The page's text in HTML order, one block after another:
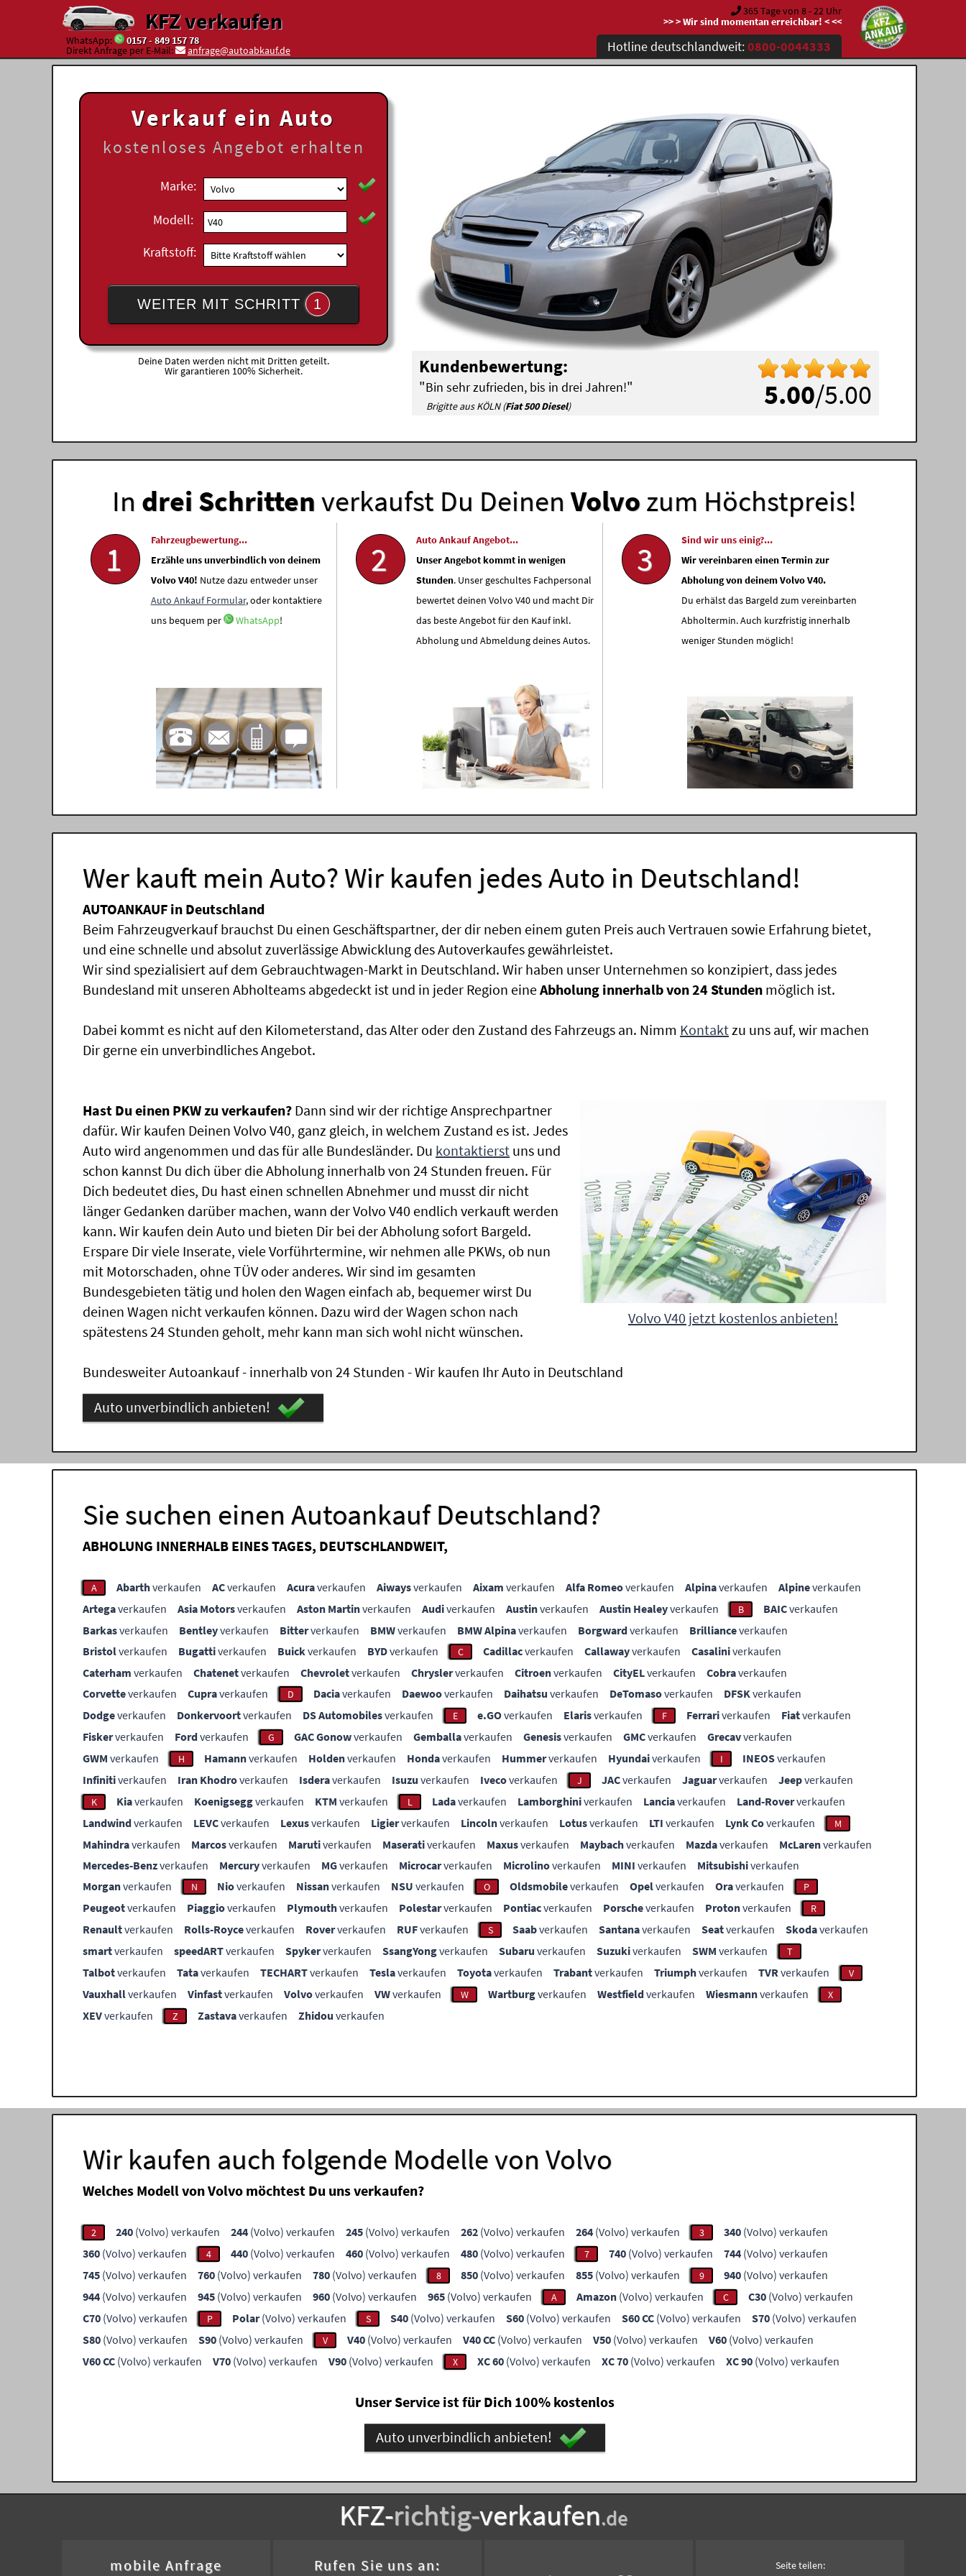
KFZ verkaufen
WhatsApp: 0157 - 849 157 78
Direkt Anfrage per E-Mail: anfrage@autoabkauf.de
365 Tage von 8 - 22 Uhr
>> > Wir sind momentan erreichbar! < <<
Hotline deutschlandweit:0800-0044333
Verkauf ein Auto
kostenloses Angebot erhalten
Marke:
Modell:
Kraftstoff:
WEITER MIT SCHRITT 1
Deine Daten werden nicht mit Dritten geteilt.
Wir garantieren 100% Sicherheit.
5.00/5.00
Kundenbewertung:
"Bin sehr zufrieden, bis in drei Jahren!"
Brigitte aus KÖLN (Fiat 500 Diesel)
In drei Schrittenverkaufst Du DeinenVolvozum Höchstpreis!
1
Fahrzeugbewertung...
Erzähle uns unverbindlich von deinem
Volvo V40! Nutze dazu entweder unser
Auto Ankauf Formular, oder kontaktiere
uns bequem per
WhatsApp!
2
Auto Ankauf Angebot...
Unser Angebot kommt in wenigen
Stunden. Unser geschultes Fachpersonal
bewertet deinen Volvo V40 und macht Dir
das beste Angebot für den Kauf inkl.
Abholung und Abmeldung deines Autos.
3
Sind wir uns einig?...
Wir vereinbaren einen Termin zur
Abholung von deinem Volvo V40.
Du erhälst das Bargeld zum vereinbarten
Abholtermin. Auch kurzfristig innerhalb
weniger Stunden möglich!
Wer kauft mein Auto? Wir kaufen jedes Auto in Deutschland!
AUTOANKAUF in Deutschland
Beim Fahrzeugverkauf brauchst Du einen Geschäftspartner, der dir neben einem guten Preis auch Vertrauen sowie Erfahrung bietet,
und eine schnelle und absolut zuverlässige Abwicklung des Autoverkaufes gewährleistet.
Wir sind spezialisiert auf dem Gebrauchtwagen-Markt in Deutschland. Wir haben unser Unternehmen so konzipiert, dass jedes
Bundesland mit unseren Abholteams abgedeckt ist und in jeder Region eineAbholung innerhalb von 24 Stunden möglich ist.
Dabei kommt es nicht auf den Kilometerstand, das Alter oder den Zustand des Fahrzeugs an. Nimm Kontaktzu uns auf, wir machen
Dir gerne ein unverbindliches Angebot.
Volvo V40 jetzt kostenlos anbieten!
Hast Du einen PKW zu verkaufen? Dann sind wir der richtige Ansprechpartner
dafür. Wir kaufen Deinen Volvo V40, ganz gleich, in welchem Zustand es ist. Jedes
Auto wird angenommen und das für alle Bundesländer. Du kontaktierst uns und
schon kannst Du dich über die Abholung innerhalb von 24 Stunden freuen. Für
Dich bedeutet dies, Du hast einen schnellen Abnehmer und musst dir nicht
länger Gedanken darüber machen, wann der Volvo V40 endlich verkauft werden
kann. Wir kaufen dein Auto und bieten Dir bei der Abholung sofort Bargeld.
Erspare Dir viele Inserate, viele Vorführtermine, wir nehmen alle PKWs, ob nun
mit Motorschaden, ohne TÜV oder anderes. Wir sind im gesamten
Bundesgebieten tätig und holen den Wagen einfach ab, bequemer wirst Du
deinen Wagen nicht verkaufen können. Dazu wird der Wagen schon nach
spätestens 24 Stunden geholt, mehr kann man sich wohl nicht wünschen.
Bundesweiter Autoankauf - innerhalb von 24 Stunden - Wir kaufen Ihr Auto in Deutschland
Auto unverbindlich anbieten!
Sie suchen einen Autoankauf Deutschland?
ABHOLUNG INNERHALB EINES TAGES, DEUTSCHLANDWEIT,
A Abarthverkaufen ACverkaufen Acuraverkaufen Aiwaysverkaufen Aixam verkaufen Alfa Romeoverkaufen Alpinaverkaufen Alpineverkaufen
Artegaverkaufen Asia Motorsverkaufen Aston Martinverkaufen Audiverkaufen Austinverkaufen Austin Healeyverkaufen B BAICverkaufen
Barkasverkaufen Bentleyverkaufen Bitterverkaufen BMWverkaufen BMW Alpinaverkaufen Borgwardverkaufen Brillianceverkaufen
Bristolverkaufen Bugattiverkaufen Buickverkaufen BYDverkaufen C Cadillacverkaufen Callawayverkaufen Casaliniverkaufen
Caterham verkaufen Chatenetverkaufen Chevroletverkaufen Chryslerverkaufen Citroenverkaufen CityELverkaufen Cobraverkaufen
Corvetteverkaufen Cupraverkaufen D Daciaverkaufen Daewooverkaufen Daihatsu verkaufen DeTomasoverkaufen DFSKverkaufen
Dodgeverkaufen Donkervoortverkaufen DS Automobilesverkaufen E e.GOverkaufen Elarisverkaufen F Ferrariverkaufen Fiatverkaufen
Fiskerverkaufen Fordverkaufen G GAC Gonowverkaufen Gemballaverkaufen Genesisverkaufen GMCverkaufen Grecavverkaufen
GWM verkaufen H Hamannverkaufen Holdenverkaufen Hondaverkaufen Hummerverkaufen Hyundaiverkaufen I INEOSverkaufen
Infinitiverkaufen Iran Khodroverkaufen Isderaverkaufen Isuzu verkaufen Ivecoverkaufen J JACverkaufen Jaguarverkaufen Jeepverkaufen
K Kiaverkaufen Koenigseggverkaufen KTM verkaufen L Ladaverkaufen Lamborghiniverkaufen Lanciaverkaufen Land-Roververkaufen
Landwindverkaufen LEVCverkaufen Lexusverkaufen Ligierverkaufen Lincolnverkaufen Lotusverkaufen LTI verkaufen Lynk Coverkaufen M
Mahindraverkaufen Marcosverkaufen Marutiverkaufen Maserativerkaufen Maxusverkaufen Maybachverkaufen Mazdaverkaufen McLarenverkaufen
Mercedes-Benzverkaufen Mercuryverkaufen MGverkaufen Microcarverkaufen Microlinoverkaufen MINI verkaufen Mitsubishiverkaufen
Morganverkaufen N Nioverkaufen Nissanverkaufen NSU verkaufen O Oldsmobileverkaufen Opelverkaufen Oraverkaufen P
Peugeotverkaufen Piaggioverkaufen Plymouthverkaufen Polestarverkaufen Pontiacverkaufen Porscheverkaufen Protonverkaufen R
Renaultverkaufen Rolls-Royceverkaufen Roververkaufen RUFverkaufen S Saabverkaufen Santanaverkaufen Seatverkaufen Skodaverkaufen
smartverkaufen speedARTverkaufen Spykerverkaufen SsangYongverkaufen Subaru verkaufen Suzukiverkaufen SWM verkaufen T
Talbotverkaufen Tataverkaufen TECHARTverkaufen Teslaverkaufen Toyotaverkaufen Trabantverkaufen Triumphverkaufen TVRverkaufen V
Vauxhallverkaufen Vinfastverkaufen Volvoverkaufen VWverkaufen W Wartburgverkaufen Westfieldverkaufen Wiesmannverkaufen X
XEVverkaufen Z Zastavaverkaufen Zhidou verkaufen
Wir kaufen auch folgende Modelle von Volvo
Welches Modell von Volvo möchtest Du uns verkaufen?
2 240 (Volvo) verkaufen 244 (Volvo) verkaufen 245 (Volvo) verkaufen 262 (Volvo) verkaufen 264 (Volvo) verkaufen 3 340 (Volvo) verkaufen
360 (Volvo) verkaufen 4 440 (Volvo) verkaufen 460 (Volvo) verkaufen 480 (Volvo) verkaufen 7 740 (Volvo) verkaufen 744 (Volvo) verkaufen
745 (Volvo) verkaufen 760 (Volvo) verkaufen 780 (Volvo) verkaufen 8 850 (Volvo) verkaufen 855 (Volvo) verkaufen 9 940 (Volvo) verkaufen
944 (Volvo) verkaufen 945 (Volvo) verkaufen 960 (Volvo) verkaufen 965 (Volvo) verkaufen A Amazon (Volvo) verkaufen C C30 (Volvo) verkaufen
C70 (Volvo) verkaufen P Polar(Volvo) verkaufen S S40 (Volvo) verkaufen S60 (Volvo) verkaufen S60 CC (Volvo) verkaufen S70 (Volvo) verkaufen
S80 (Volvo) verkaufen S90 (Volvo) verkaufen V V40 (Volvo) verkaufen V40 CC (Volvo) verkaufen V50 (Volvo) verkaufen V60 (Volvo) verkaufen
V60 CC (Volvo) verkaufen V70 (Volvo) verkaufen V90 (Volvo) verkaufen X XC 60 (Volvo) verkaufen XC 70 (Volvo) verkaufen XC 90 (Volvo) verkaufen
Unser Service ist für Dich 100% kostenlos
Auto unverbindlich anbieten!
KFZ-richtig-verkaufen.de
mobile Anfrage Rufen Sie uns an: Seite teilen: